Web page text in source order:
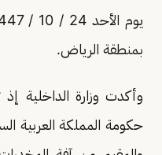
بمنطقة الرياض.
وأكدت وزارة الداخلية
حكومة المملكة العربية